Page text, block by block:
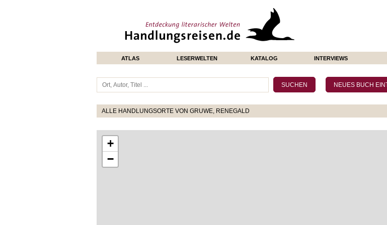
ATLAS LESERWELTEN KATALOG INTERVIEWS
ALLE HANDLUNGSORTE VON GRUWE, RENEGALD
+
−